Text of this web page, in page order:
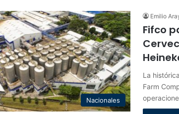
Nacionales
Emilio
Fifco
La
Farm